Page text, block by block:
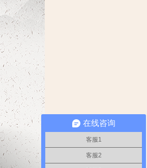
在线咨询
客服1
客服2